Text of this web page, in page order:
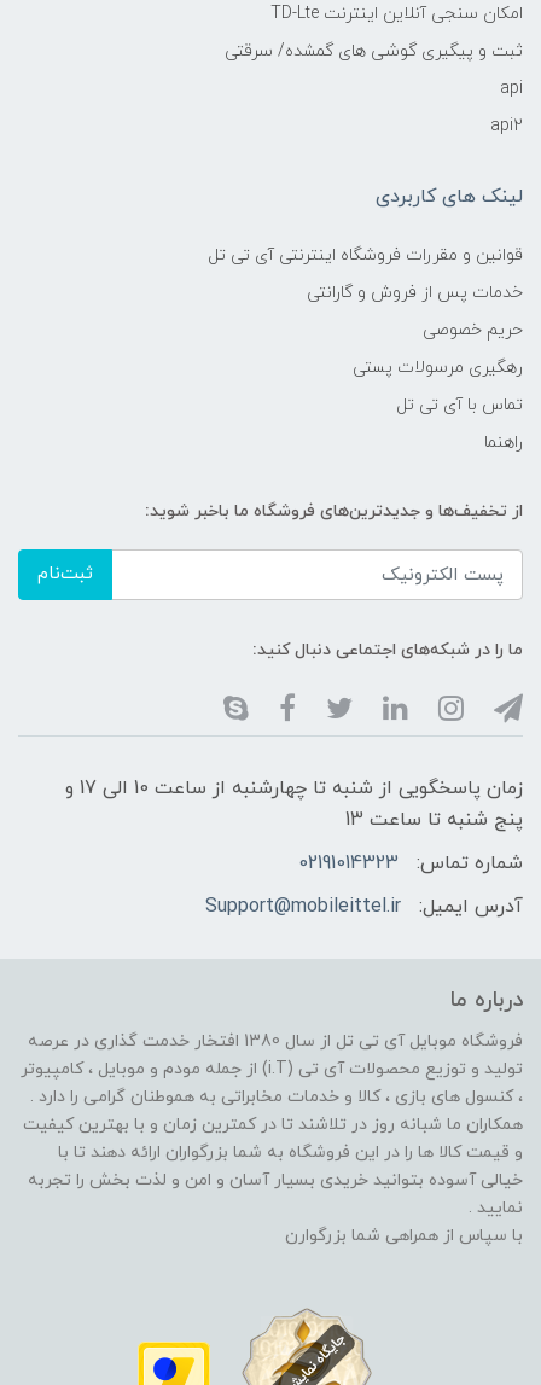
امکان سنجی آنلاین اینترنت TD-Lte
ثبت و پیگیری گوشی های گمشده/ سرقتی
api
api2
لینک های کاربردی
قوانین و مقررات فروشگاه اینترنتی آی تی تل
خدمات پس از فروش و گارانتی
حریم خصوصی
رهگیری مرسولات پستی
تماس با آی تی تل
راهنما
از تخفیف‌ها و جدیدترین‌های فروشگاه ما باخبر شوید:
ثبت‌نام
ما را در شبکه‌های اجتماعی دنبال کنید:
زمان پاسخگویی از شنبه تا چهارشنبه از ساعت 10 الی 17 و
پنج شنبه تا ساعت 13
شماره تماس:
02191014323
آدرس ایمیل:
Support@mobileittel.ir
درباره ما
فروشگاه موبایل آی تی تل از سال 1380 افتخار خدمت گذاری در عرصه
تولید و توزیع محصولات آی تی (i.T) از جمله مودم و موبایل ، کامپیوتر
، کنسول های بازی ، کالا و خدمات مخابراتی به هموطنان گرامی را دارد .
همکاران ما شبانه روز در تلاشند تا در کمترین زمان و با بهترین کیفیت
و قیمت کالا ها را در این فروشگاه به شما بزرگواران ارائه دهند تا با
خیالی آسوده بتوانید خریدی بسیار آسان و امن و لذت بخش را تجربه
نمایید .
با سپاس از همراهی شما بزرگوارن